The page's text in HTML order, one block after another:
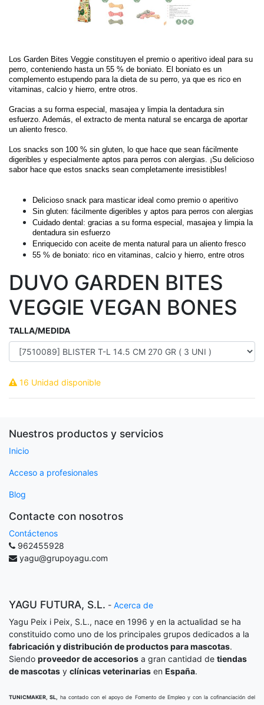
Los Garden Bites Veggie constituyen el premio o aperitivo ideal para su
perro, conteniendo hasta un 55 % de boniato. El boniato es un
complemento estupendo para la dieta de su perro, ya que es rico en
vitaminas, calcio y hierro, entre otros.
Gracias a su forma especial, masajea y limpia la dentadura sin
esfuerzo. Además, el extracto de menta natural se encarga de aportar
un aliento fresco.
Los snacks son 100 % sin gluten, lo que hace que sean fácilmente
digeribles y especialmente aptos para perros con alergias. ¡Su delicioso
sabor hace que estos snacks sean completamente irresistibles!
Delicioso snack para masticar ideal como premio o aperitivo
Sin gluten: fácilmente digeribles y aptos para perros con alergias
Cuidado dental: gracias a su forma especial, masajea y limpia la
dentadura sin esfuerzo
Enriquecido con aceite de menta natural para un aliento fresco
55 % de boniato: rico en vitaminas, calcio y hierro, entre otros
DUVO GARDEN BITES
VEGGIE VEGAN BONES
TALLA/MEDIDA
16 Unidad disponible
Nuestros productos y servicios
Inicio
Acceso a profesionales
Blog
Contacte con nosotros
Contáctenos
962455928
yagu@grupoyagu.com
YAGU FUTURA, S.L. - Acerca de
Yagu Peix i Peix, S.L., nace en 1996 y en la actualidad se ha
constituido como uno de los principales grupos dedicados a la
fabricación y distribución de productos para mascotas.
Siendo proveedor de accesorios a gran cantidad de tiendas
de mascotas y clínicas veterinarias en España.
TUNICMAKER, SL,
ha contado con el apoyo de Fomento de Empleo y con la cofinanciación del